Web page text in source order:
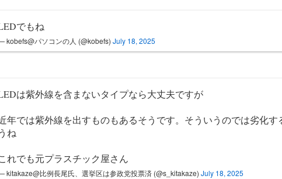
でもね
kobefs@パソコンの人 (@kobefs) July 18, 2025
は紫外線を含まないタイプなら大丈夫ですが
年では紫外線を出すものもあるそうです。そういうのでは劣化す
うね
れでも元プラスチック屋さん
kitakaze@比例長尾氏、選挙区は参政党投票済 (@s_kitakaze) July 18, 2025